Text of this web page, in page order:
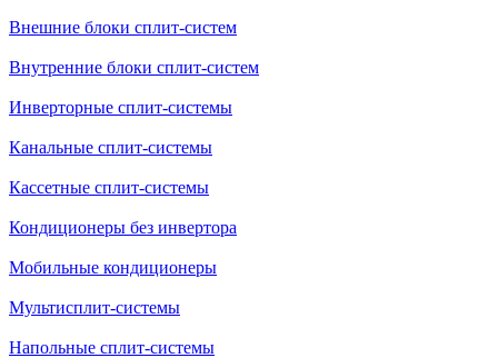
Внешние блоки сплит-систем
Внутренние блоки сплит-систем
Инверторные сплит-системы
Канальные сплит-системы
Кассетные сплит-системы
Кондиционеры без инвертора
Мобильные кондиционеры
Мультисплит-системы
Напольные сплит-системы